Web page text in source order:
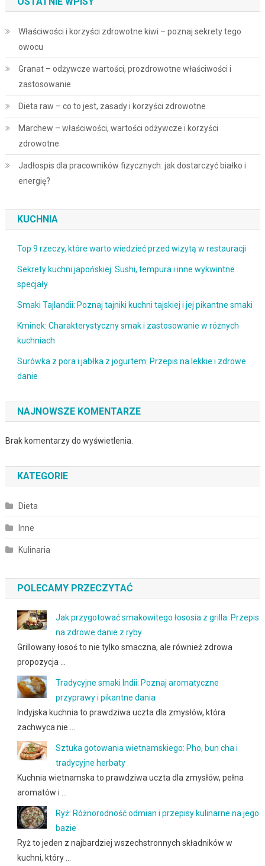
Właściwości i korzyści zdrowotne kiwi – poznaj sekrety tego
owocu
Granat – odżywcze wartości, prozdrowotne właściwości i
zastosowanie
Dieta raw – co to jest, zasady i korzyści zdrowotne
Marchew – właściwości, wartości odżywcze i korzyści
zdrowotne
Jadłospis dla pracowników fizycznych: jak dostarczyć białko i
energię?
KUCHNIA
Top 9 rzeczy, które warto wiedzieć przed wizytą w restauracji
Sekrety kuchni japońskiej: Sushi, tempura i inne wykwintne
specjały
Smaki Tajlandii: Poznaj tajniki kuchni tajskiej i jej pikantne smaki
Kminek: Charakterystyczny smak i zastosowanie w różnych
kuchniach
Surówka z pora i jabłka z jogurtem: Przepis na lekkie i zdrowe
danie
NAJNOWSZE KOMENTARZE
Brak komentarzy do wyświetlenia.
KATEGORIE
Dieta
Inne
Kulinaria
POLECAMY PRZECZYTAĆ
Jak przygotować smakowitego łososia z grilla: Przepis
na zdrowe danie z ryby
Grillowany łosoś to nie tylko smaczna, ale również zdrowa
propozycja …
Tradycyjne smaki Indii: Poznaj aromatyczne
przyprawy i pikantne dania
Indyjska kuchnia to prawdziwa uczta dla zmysłów, która
zachwyca nie …
Sztuka gotowania wietnamskiego: Pho, bun cha i
tradycyjne herbaty
Kuchnia wietnamska to prawdziwa uczta dla zmysłów, pełna
aromatów i …
Ryż: Różnorodność odmian i przepisy kulinarne na jego
bazie
Ryż to jeden z najbardziej wszechstronnych składników w
kuchni, który …